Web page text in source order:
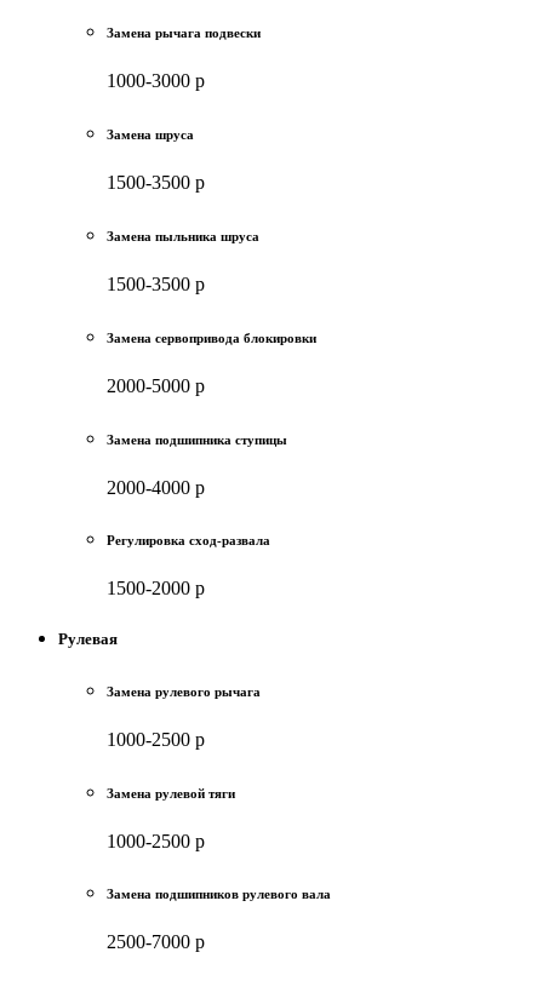
Замена рычага подвески
1000-3000 р
Замена шруса
1500-3500 р
Замена пыльника шруса
1500-3500 р
Замена сервопривода блокировки
2000-5000 р
Замена подшипника ступицы
2000-4000 р
Регулировка сход-развала
1500-2000 р
Рулевая
Замена рулевого рычага
1000-2500 р
Замена рулевой тяги
1000-2500 р
Замена подшипников рулевого вала
2500-7000 р